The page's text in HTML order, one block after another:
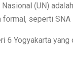
(UN)
seperti SNA
6 Yogyakarta